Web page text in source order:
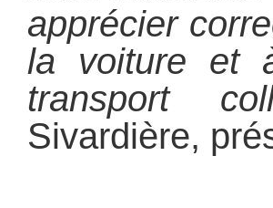
apprécier
la voiture et
transport
Sivardière,